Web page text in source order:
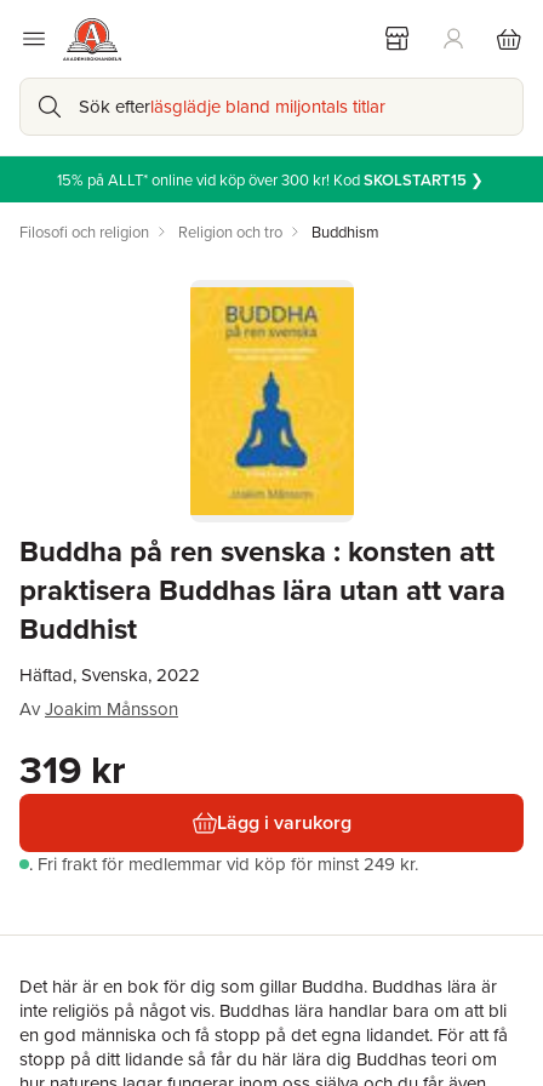
Sök efterläsglädje bland miljontals titlar
15% på ALLT* online vid köp över 300 kr! KodSKOLSTART15❯
Filosofi och religion Religion och tro Buddhism
Buddha på ren svenska : konsten att
praktisera Buddhas lära utan att vara
Buddhist
Häftad, Svenska, 2022
AvJoakim Månsson
319 kr
Lägg i varukorg
. Fri frakt för medlemmar vid köp för minst 249 kr.
Det här är en bok för dig som gillar Buddha. Buddhas lära är
inte religiös på något vis. Buddhas lära handlar bara om att bli
en god människa och få stopp på det egna lidandet. För att få
stopp på ditt lidande så får du här lära dig Buddhas teori om